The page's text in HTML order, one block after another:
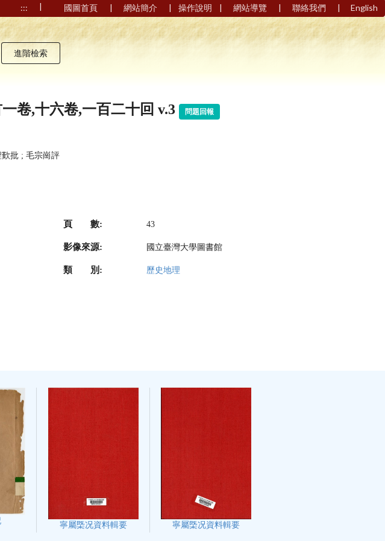
::: | 國圖首頁 | 網站簡介 | 操作說明 | 網站導覽 | 聯絡我們 | English
進階檢索
卷,十六卷,一百二十回 v.3 問題回報
批 ; 毛宗崗評
頁 數: 43
影像來源: 國立臺灣大學圖書館
類 別: 歷史地理
寧屬㮣况資料輯要 寧屬㮣况資料輯要